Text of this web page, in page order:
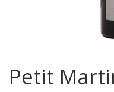
Petit